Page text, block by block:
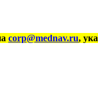
corp@mednav.ru,